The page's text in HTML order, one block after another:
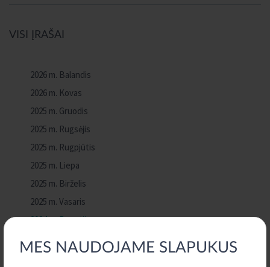
MES NAUDOJAME SLAPUKUS
VISI ĮRAŠAI
2026 m. Balandis
2026 m. Kovas
2025 m. Gruodis
2025 m. Rugsėjis
2025 m. Rugpjūtis
2025 m. Liepa
2025 m. Birželis
2025 m. Vasaris
2024 m. Rugsėjis
2024 m. Balandis